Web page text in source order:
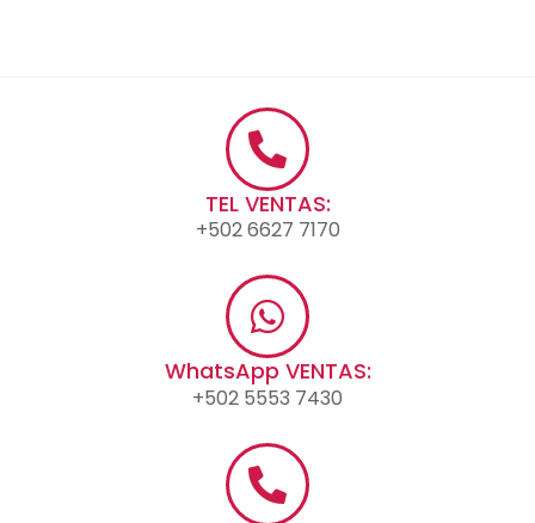
TEL VENTAS:
+502 6627 7170
WhatsApp VENTAS:
+502 5553 7430